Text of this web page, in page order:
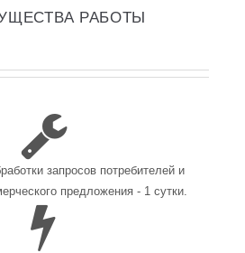
РАБОТЫ
запросов потребителей и
предложения - 1 сутки.